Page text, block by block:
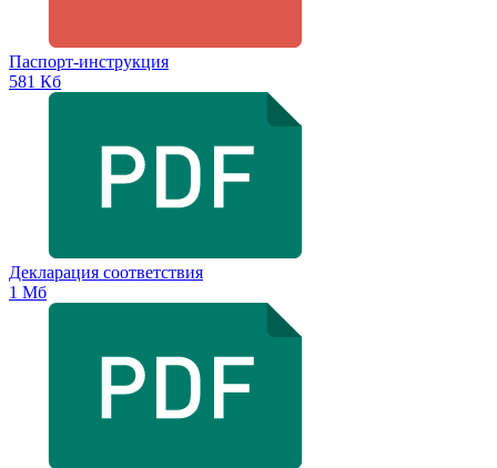
Паспорт-инструкция
581 Кб
Декларация соответствия
1 Мб